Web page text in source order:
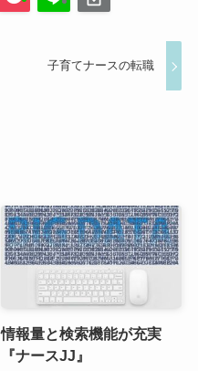
子育てナースの転職
情報量と検索機能が充実
『ナースJJ』